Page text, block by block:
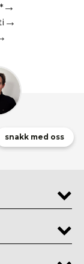
snakk med oss